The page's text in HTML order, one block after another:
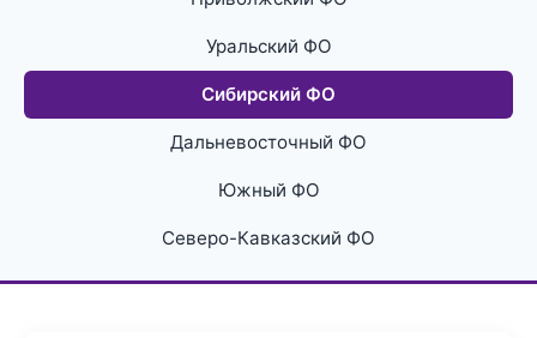
Уральский ФО
Сибирский ФО
Дальневосточный ФО
Южный ФО
Северо-Кавказский ФО